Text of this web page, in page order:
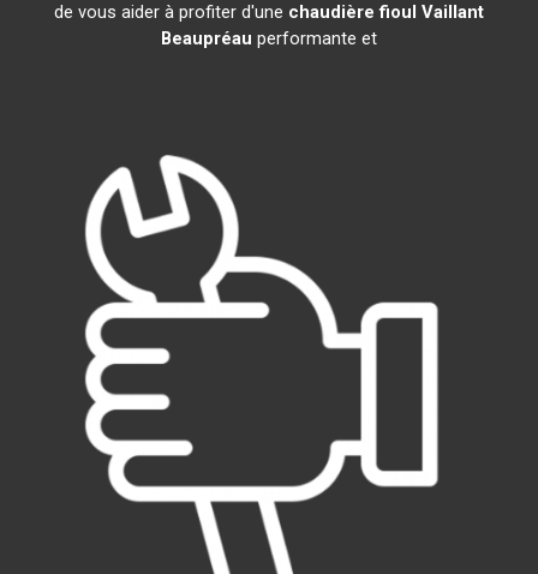
de vous aider à profiter d'une chaudière fioul Vaillant
Beaupréau performante et